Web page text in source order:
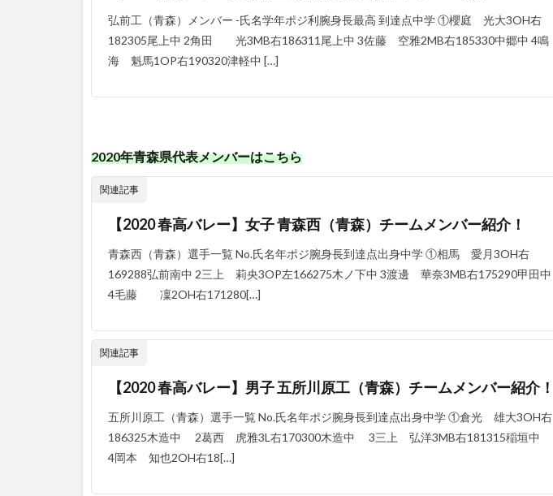
弘前工（青森）メンバー -氏名学年ポジ利腕身長最高 到達点中学 ①櫻庭 光大3OH右
182305尾上中 2角田 光3MB右186311尾上中 3佐藤 空雅2MB右185330中郷中 4鳴
海 魁馬1OP右190320津軽中 […]
2020年青森県代表メンバーはこちら
関連記事
【2020 春高バレー】女子 青森西（青森）チームメンバー紹介！
青森西（青森）選手一覧 No.氏名年ポジ腕身長到達点出身中学 ①相馬 愛月3OH右
169288弘前南中 2三上 莉央3OP左166275木ノ下中 3渡邊 華奈3MB右175290甲田中
4毛藤 凜2OH右171280[…]
関連記事
【2020 春高バレー】男子 五所川原工（青森）チームメンバー紹介！
五所川原工（青森）選手一覧 No.氏名年ポジ腕身長到達点出身中学 ①倉光 雄大3OH右
186325木造中 2葛西 虎雅3L右170300木造中 3三上 弘洋3MB右181315稲垣中
4岡本 知也2OH右18[…]